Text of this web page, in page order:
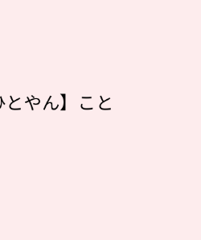
やん】こと